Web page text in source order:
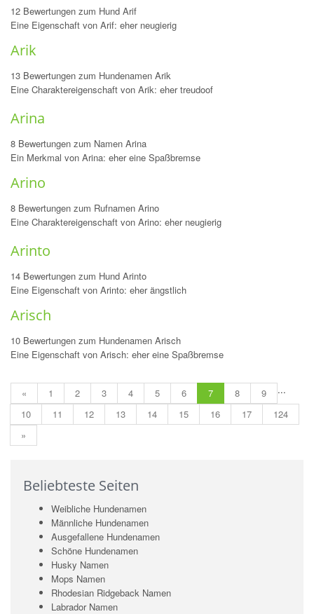
12 Bewertungen zum Hund Arif
Eine Eigenschaft von Arif: eher neugierig
Arik
13 Bewertungen zum Hundenamen Arik
Eine Charaktereigenschaft von Arik: eher treudoof
Arina
8 Bewertungen zum Namen Arina
Ein Merkmal von Arina: eher eine Spaßbremse
Arino
8 Bewertungen zum Rufnamen Arino
Eine Charaktereigenschaft von Arino: eher neugierig
Arinto
14 Bewertungen zum Hund Arinto
Eine Eigenschaft von Arinto: eher ängstlich
Arisch
10 Bewertungen zum Hundenamen Arisch
Eine Eigenschaft von Arisch: eher eine Spaßbremse
« 1 2 3 4 5 6 7 8
9
10
11 12 13 14 15 16 17
...
124
»
Beliebteste Seiten
Weibliche Hundenamen
Männliche Hundenamen
Ausgefallene Hundenamen
Schöne Hundenamen
Husky Namen
Mops Namen
Rhodesian Ridgeback Namen
Labrador Namen